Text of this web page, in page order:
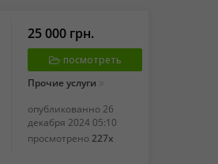
25 000 грн.
посмотреть
Прочие услуги
опубликованно 26
декабря 2024 05:10
просмотрено227x